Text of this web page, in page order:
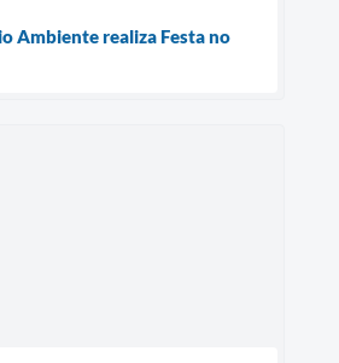
Ambiente realiza Festa no